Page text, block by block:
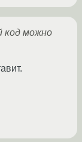
код можно